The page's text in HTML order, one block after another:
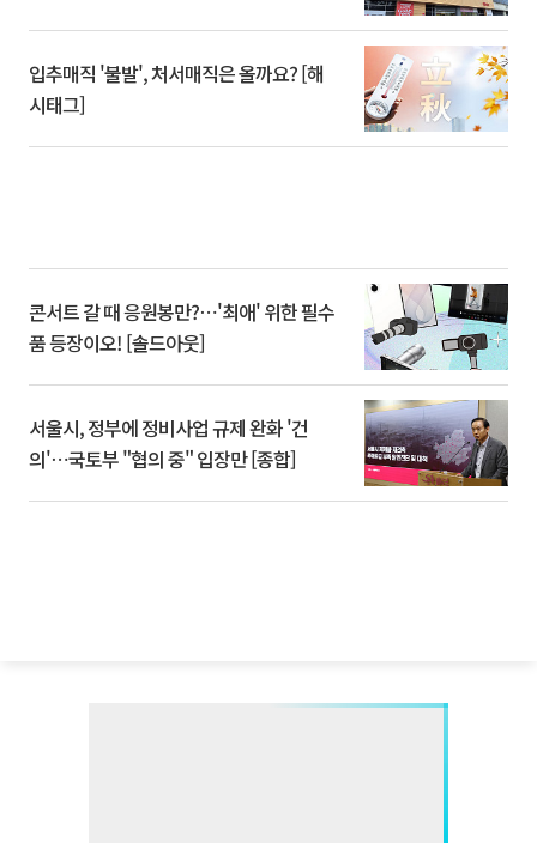
입추매직 '불발', 처서매직은 올까요? [해
시태그]
콘서트 갈 때 응원봉만?⋯'최애' 위한 필수
품 등장이오! [솔드아웃]
서울시, 정부에 정비사업 규제 완화 '건
의'⋯국토부 "협의 중" 입장만 [종합]